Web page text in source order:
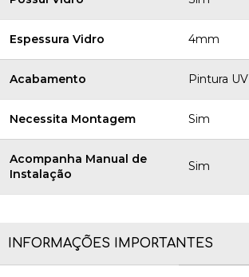
Espessura Vidro 4mm
Acabamento Pintura UV
Necessita Montagem Sim
Acompanha Manual de
Instalação
Sim
INFORMAÇÕES IMPORTANTES